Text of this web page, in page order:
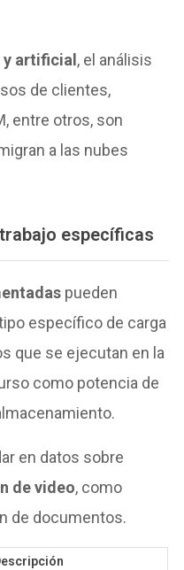
artificial , el análisis
de clientes,
entre otros, son
a las nubes
específicas
pueden
específico de carga
que se ejecutan en la
como potencia de
en datos sobre
de video, como
de documentos.